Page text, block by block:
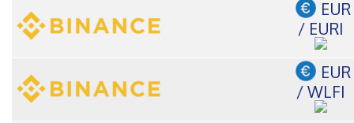
EUR
/ EURI
EUR
/ WLFI